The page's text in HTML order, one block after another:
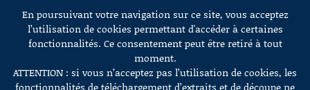
Aller au contenu
En poursuivant votre navigation sur ce site, vous acceptez
l’utilisation de cookies permettant d'accéder à certaines
fonctionnalités. Ce consentement peut être retiré à tout
moment.
ATTENTION : si vous n’acceptez pas l’utilisation de cookies, les
fonctionnalités de téléchargement d’extraits et de découpe ne